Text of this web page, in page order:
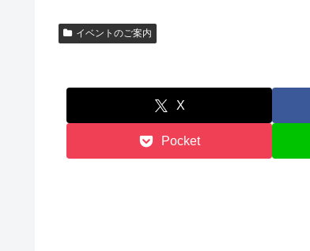
イベントのご案内
X
Pocket